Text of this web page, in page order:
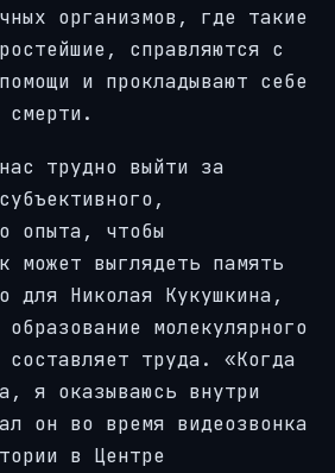
организмов, где такие
справляются с
и прокладывают себе
трудно выйти за
опыта, чтобы
может выглядеть память
для Николая Кукушкина,
молекулярного
труда. «Когда
я оказываюсь внутри
он во время видеозвонка
в Центре